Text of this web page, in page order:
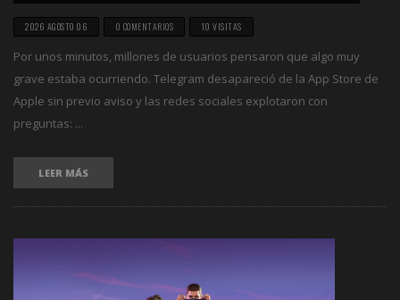
2026 AGOSTO 06 0 COMENTARIOS 10 VISITAS
Por unos minutos, millones de usuarios pensaron que algo muy
grave estaba ocurriendo. Telegram desapareció de la App Store de
Apple sin previo aviso y las redes sociales explotaron con
preguntas: ...
LEER MÁS